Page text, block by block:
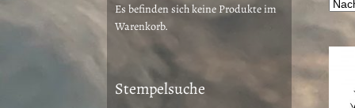
Es befinden sich keine Produkte im
Warenkorb.
Stempelsuche